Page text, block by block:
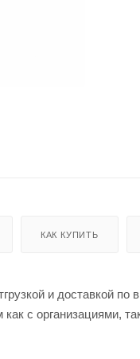
КАК КУПИТЬ
и доставкой
с организациями,